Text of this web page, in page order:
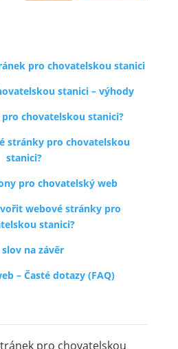
pro chovatelskou stanici
stanici – výhody
chovatelskou stanici?
stránky pro chovatelskou
stanici?
pro chovatelský web
webové stránky pro
stanici?
slov na závěr
– Časté dotazy (FAQ)
pro chovatelskou